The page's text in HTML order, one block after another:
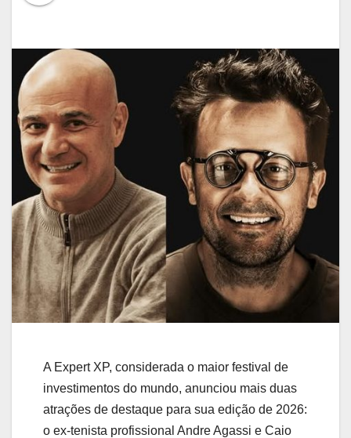
A Expert XP, considerada o maior festival de
investimentos do mundo, anunciou mais duas
atrações de destaque para sua edição de 2026:
o ex-tenista profissional Andre Agassi e Caio